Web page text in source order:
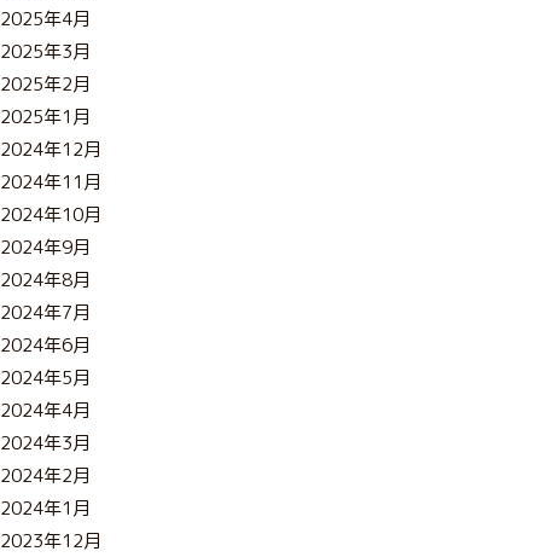
2025年4月
2025年3月
2025年2月
2025年1月
2024年12月
2024年11月
2024年10月
2024年9月
2024年8月
2024年7月
2024年6月
2024年5月
2024年4月
2024年3月
2024年2月
2024年1月
2023年12月